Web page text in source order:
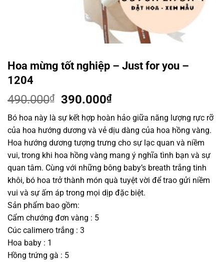
Hoa mừng tốt nghiệp – Just for you –
1204
490.000₫
Giá
gốc
là:
490.000₫.
390.000₫Giá
hiện
tại
là:
390.000₫.
Bó hoa này là sự kết hợp hoàn hảo giữa năng lượng rực rỡ
của hoa hướng dương và vẻ dịu dàng của hoa hồng vàng.
Hoa hướng dương tượng trưng cho sự lạc quan và niềm
vui, trong khi hoa hồng vàng mang ý nghĩa tình bạn và sự
quan tâm. Cùng với những bông baby’s breath trắng tinh
khôi, bó hoa trở thành món quà tuyệt vời để trao gửi niềm
vui và sự ấm áp trong mọi dịp đặc biệt.
Sản phẩm bao gồm:
Cẩm chướng đơn vàng : 5
Cúc calimero trắng : 3
Hoa baby : 1
Hồng trứng gà : 5